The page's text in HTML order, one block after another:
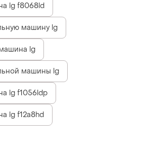
lg f8068ld
машину lg
lg
машины lg
lg f1056ldp
lg f12a8hd